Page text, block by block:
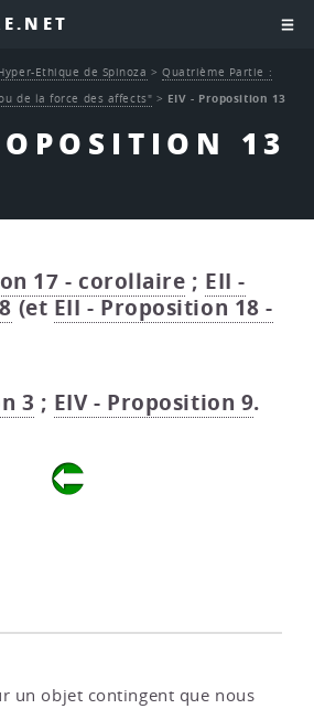
13
Ethique de Spinoza >Quatrième Partie :
de la force des affects" > EIV - Proposition 13
17 - corollaire ; EII -
(et EII - Proposition 18 -
3 ; EIV - Proposition 9.
un objet contingent que nous